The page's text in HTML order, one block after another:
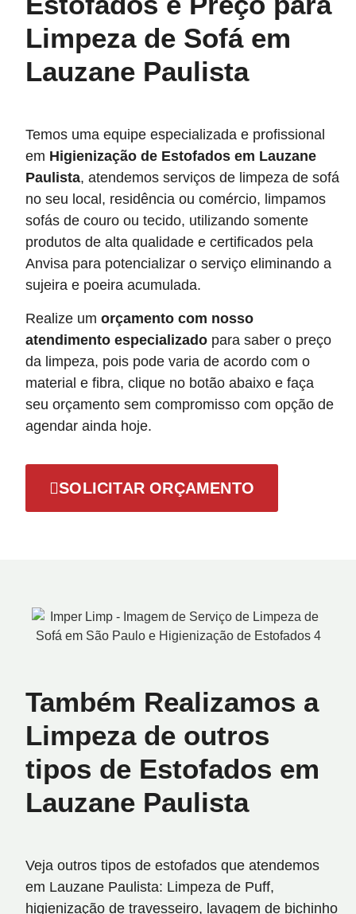
Limpeza de Sofá em
Lauzane Paulista
Temos uma equipe especializada e profissional
em Higienização de Estofados em Lauzane
Paulista, atendemos serviços de limpeza de sofá
no seu local, residência ou comércio, limpamos
sofás de couro ou tecido, utilizando somente
produtos de alta qualidade e certificados pela
Anvisa para potencializar o serviço eliminando a
sujeira e poeira acumulada.
Realize um orçamento com nosso
atendimento especializado para saber o preço
da limpeza, pois pode varia de acordo com o
material e fibra, clique no botão abaixo e faça
seu orçamento sem compromisso com opção de
agendar ainda hoje.
SOLICITAR ORÇAMENTO
Também Realizamos a
Limpeza de outros
tipos de Estofados em
Lauzane Paulista
Veja outros tipos de estofados que atendemos
em Lauzane Paulista: Limpeza de Puff,
higienização de travesseiro, lavagem de bichinho